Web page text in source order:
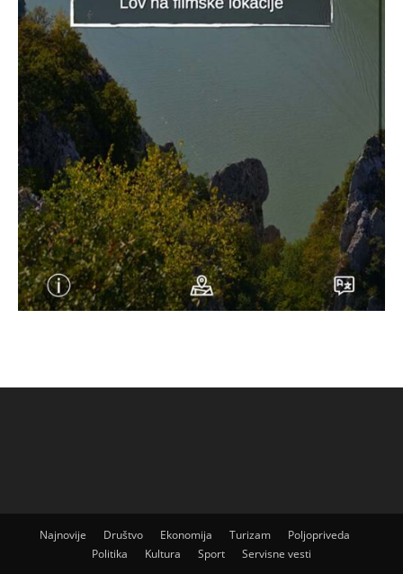
Najnovije Društvo Ekonomija Turizam
Poljopriveda
Politika
Kultura Sport Servisne vesti